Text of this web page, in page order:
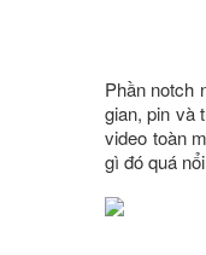
Phần notch
gian, pin và
video toàn
gì đó quá